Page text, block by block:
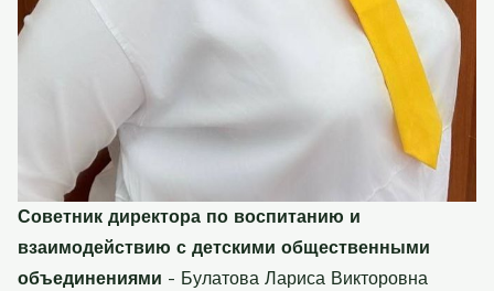
Советник директора по воспитанию и
взаимодействию с детскими общественными
объединениями - Булатова Лариса Викторовна